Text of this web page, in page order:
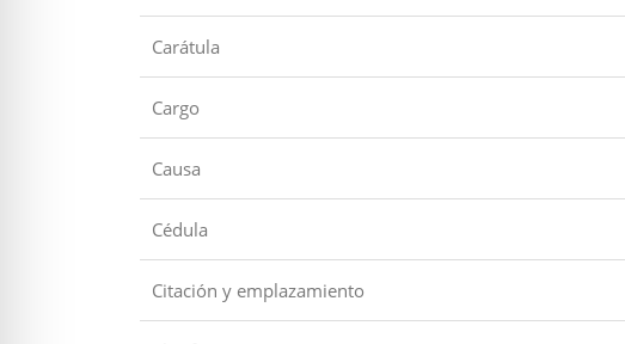
Carátula
Cargo
Causa
Cédula
Citación y emplazamiento